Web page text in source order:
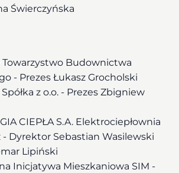
Świerczyńska
Budownictwa
- Prezes Łukasz Grocholski
z o.o. - Prezes Zbigniew
CIEPŁA S.A. Elektrociepłownia
- Dyrektor Sebastian Wasilewski
Lipiński
Inicjatywa Mieszkaniowa SIM -